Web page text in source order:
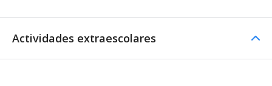
Actividades extraescolares